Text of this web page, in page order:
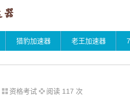
猎豹加速器 老王加速器
资格考试 阅读 117 次